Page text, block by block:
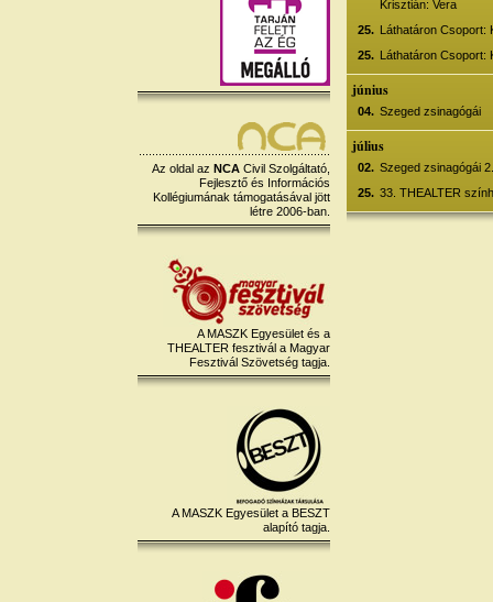
Az oldal az NCA Civil Szolgáltató,
Fejlesztő és Információs
Kollégiumának támogatásával jött
létre 2006-ban.
A MASZK Egyesület és a
THEALTER fesztivál a Magyar
Fesztivál Szövetség tagja.
A MASZK Egyesület a BESZT
alapító tagja.
Krisztián: Vera
25. Láthatáron Csoport:
25. Láthatáron Csoport:
június
04. Szeged zsinagógái
július
02. Szeged zsinagógái
25. 33. THEALTER